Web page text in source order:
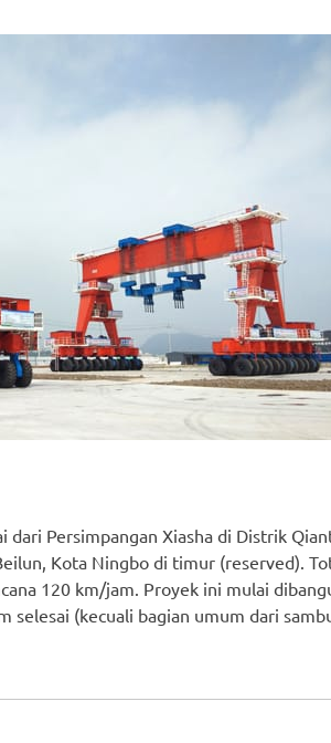
dari Persimpangan Xiasha di Distrik
Kota Ningbo di timur (reserved).
120 km/jam. Proyek ini mulai
selesai (kecuali bagian umum dari